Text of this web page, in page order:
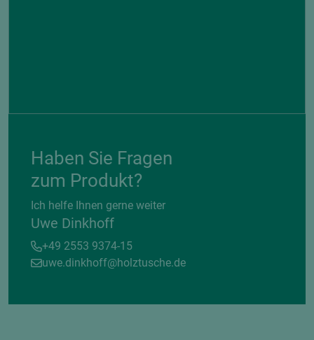
Haben Sie Fragen
zum Produkt?
Ich helfe Ihnen gerne weiter
Uwe Dinkhoff
+49 2553 9374-15
uwe.dinkhoff@holztusche.de